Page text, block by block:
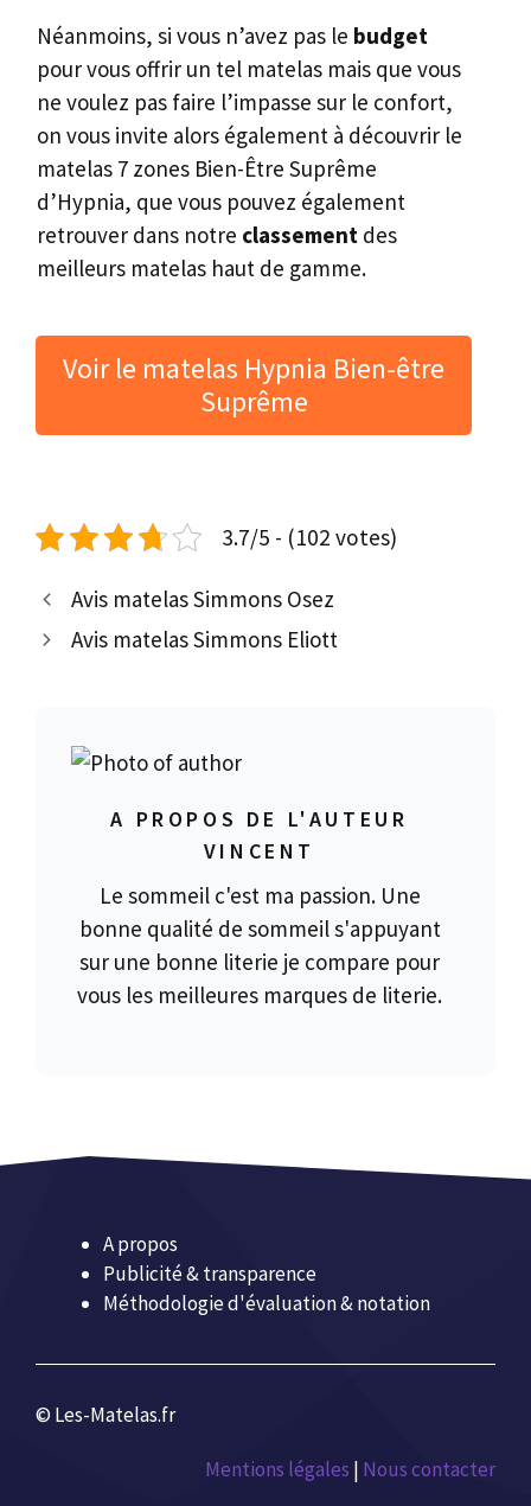
Néanmoins, si vous n’avez pas le budget
pour vous offrir un tel matelas mais que vous
ne voulez pas faire l’impasse sur le confort,
on vous invite alors également à découvrir le
matelas 7 zones Bien-Être Suprême
d’Hypnia, que vous pouvez également
retrouver dans notre classement des
meilleurs matelas haut de gamme.
Voir le matelas Hypnia Bien-être
Suprême
3.7/5 - (102 votes)
Avis matelas Simmons Osez
Avis matelas Simmons Eliott
A PROPOS DE L'AUTEUR
VINCENT
Le sommeil c'est ma passion. Une
bonne qualité de sommeil s'appuyant
sur une bonne literie je compare pour
vous les meilleures marques de literie.
A propos
Publicité & transparence
Méthodologie d'évaluation & notation
© Les-Matelas.fr
Mentions légales | Nous contacter